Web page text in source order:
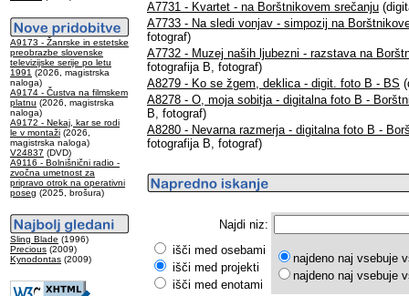
A9173 - Žanrske in estetske
preobrazbe slovenske
televizijske serije po letu
1991 (2026, magistrska
naloga)
A9174 - Čustva na filmskem
platnu (2026, magistrska
naloga)
A9172 - Nekaj, kar se rodi
le v montaži (2026,
magistrska naloga)
V24837 (DVD)
A9116 - Bolnišnični radio -
zvočna umetnost za
pripravo otrok na operativni
poseg (2025, brošura)
Sling Blade (1996)
Precious (2009)
Kynodontas (2009)
A7731 - Kvartet - na Borštnikovem srečanju
A7733 - Na sledi vonjav - simpozij na
fotograf)
A7732 - Muzej naših ljubezni - razstava na
fotografija B, fotograf)
A8279 - Ko se žgem, deklica - digit. foto B - BS
A8278 - O, moja sobitja - digitalna foto B -
B, fotograf)
A8280 - Nevarna razmerja - digitalna foto B -
fotografija B, fotograf)
Najdi niz:
išči med osebami
išči med projekti
išči med enotami
najdeno naj vsebuje
najdeno naj vsebuje